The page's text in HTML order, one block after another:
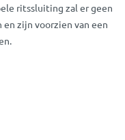
ritssluiting zal er geen
zijn voorzien van een